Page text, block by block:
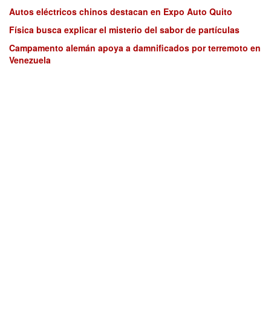
Autos eléctricos chinos destacan en Expo Auto Quito
Física busca explicar el misterio del sabor de partículas
Campamento alemán apoya a damnificados por terremoto en
Venezuela